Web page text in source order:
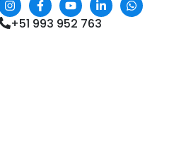
+51 993 952 763